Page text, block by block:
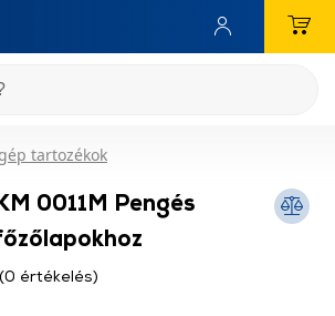
tartozékok
0011M Pengés
(0 értékelés)